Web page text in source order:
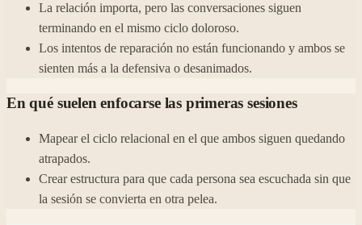
La relación importa, pero las conversaciones siguen
terminando en el mismo ciclo doloroso.
Los intentos de reparación no están funcionando y ambos se
sienten más a la defensiva o desanimados.
En qué suelen enfocarse las primeras sesiones
Mapear el ciclo relacional en el que ambos siguen quedando
atrapados.
Crear estructura para que cada persona sea escuchada sin que
la sesión se convierta en otra pelea.